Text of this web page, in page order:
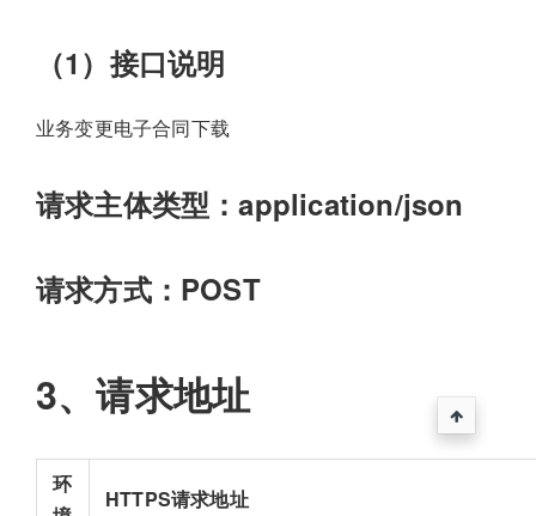
（1）接口说明
业务变更电子合同下载
请求主体类型：application/json
请求方式：POST
3、请求地址
环
HTTPS请求地址